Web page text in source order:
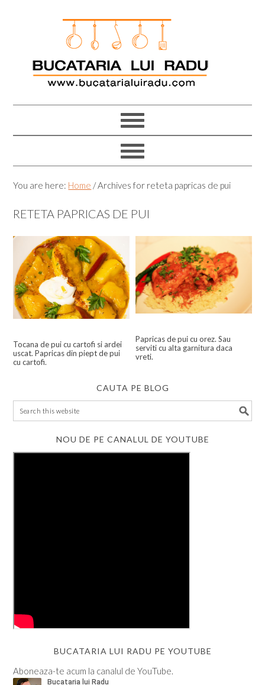
You are here: Home /Archives for reteta papricas de pui
RETETA PAPRICAS DE PUI
Tocana de pui cu cartofi si ardei
uscat. Papricas din piept de pui
cu cartofi.
Papricas de pui cu orez. Sau
serviti cu alta garnitura daca
vreti.
CAUTA PE BLOG
NOU DE PE CANALUL DE YOUTUBE
BUCATARIA LUI RADU PE YOUTUBE
Aboneaza-te acum la canalul de YouTube.